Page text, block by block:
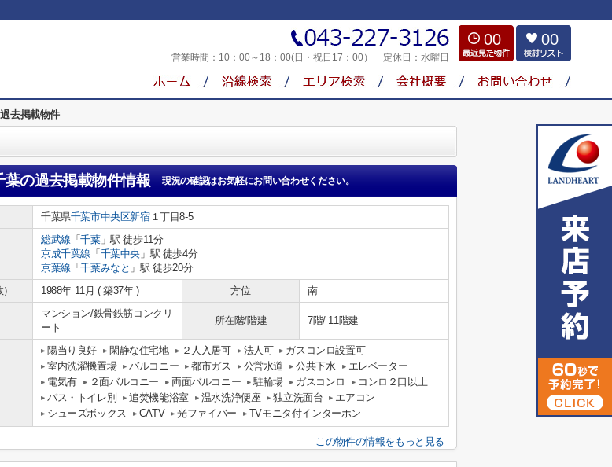
営業時間： 10：00～18：00(日・祝日17：00） 定休日： 水曜日
00 00
過去掲載物件
葉の過去掲載物件情報 現況の確認はお気軽にお問い合わせください。
千葉県千葉市中央区新宿１丁目8-5
総武線 「千葉」駅 徒歩11分
京成千葉線 「 千葉中央 」駅 徒歩4分
京葉線 「千葉みなと 」駅 徒歩20分
1988年 11月 ( 築37年 ) 方位 南
マンション/鉄骨鉄筋コンクリ
ート
所在階/階建 7階/ 11階建
陽当り良好 閑静な住宅地 ２人入居可 法人可
ガスコンロ設置可
室内洗濯機置場
バルコニー 都市ガス 公営水道 公共下水
エレベーター
電気有
２面バルコニー 両面バルコニー 駐輪場 ガスコンロ
コンロ２口以上
バス・トイレ別
追焚機能浴室 温水洗浄便座 独立洗面台
エアコン
シューズボックス
CATV 光ファイバー TVモニタ付インターホン
この物件の情報をもっと見る